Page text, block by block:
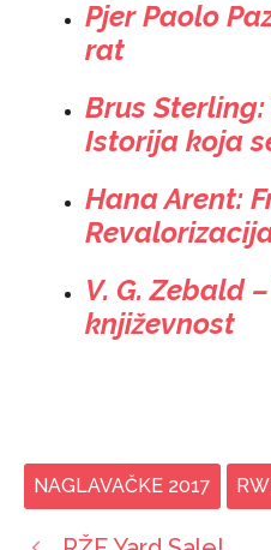
Pjer Paolo
rat
Brus Sterling:
Istorija koja
Hana Arent:
V. G. Zebald
književnost
NAGLAVAČKE 2017